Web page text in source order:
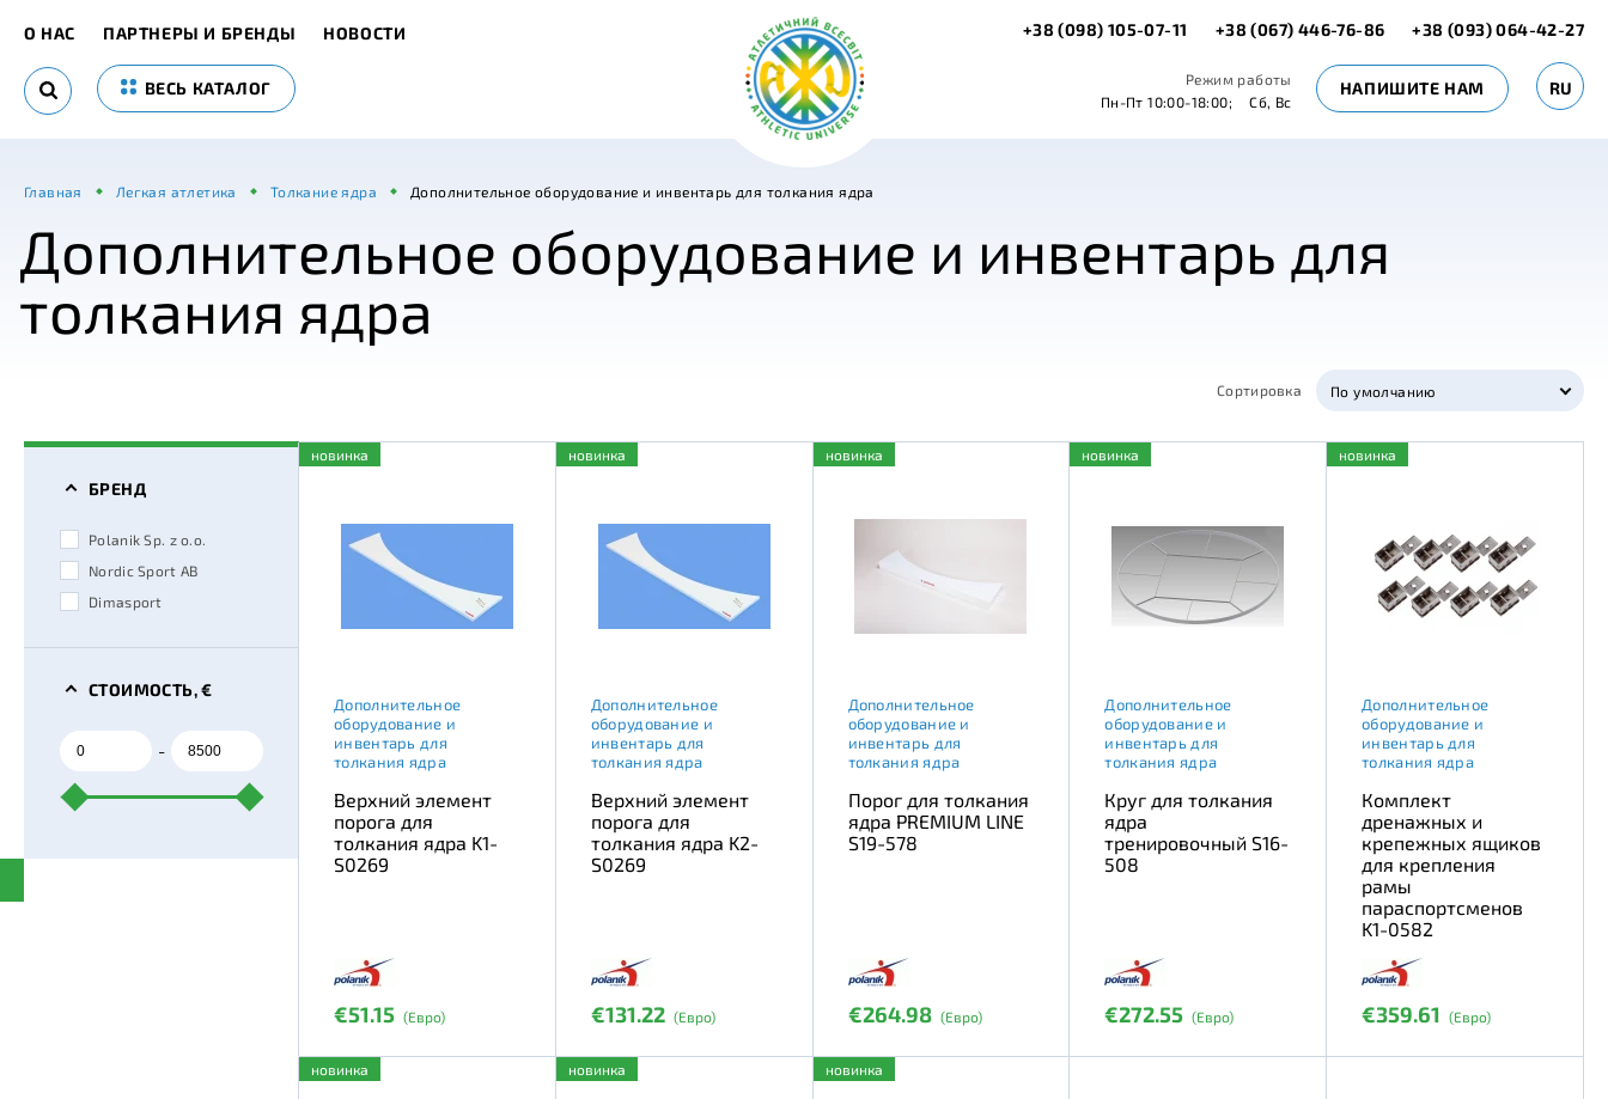
О НАС ПАРТНЕРЫ И БРЕНДЫ НОВОСТИ
ВЕСЬ КАТАЛОГ
+38 (098) 105-07-11 +38 (067) 446-76-86 +38 (093) 064-42-27
Режим работы
Пн-Пт 10:00-18:00;
Сб, Вс
НАПИШИТЕ НАМ RU
Главная Легкая атлетика Толкание ядра Дополнительное оборудование и инвентарь для толкания ядра
Дополнительное оборудование и инвентарь для
толкания ядра
Сортировка По умолчанию
БРЕНД
Polanik Sp. z o.o.
Nordic Sport AB
Dimasport
СТОИМОСТЬ, €
-
новинка
Дополнительное
оборудование и
инвентарь для
толкания ядра
Верхний элемент
порога для
толкания ядра K1-
S0269
€51.15 (Евро)
новинка
Дополнительное
оборудование и
инвентарь для
толкания ядра
Верхний элемент
порога для
толкания ядра K2-
S0269
€131.22 (Евро)
новинка
Дополнительное
оборудование и
инвентарь для
толкания ядра
Порог для толкания
ядра PREMIUM LINE
S19-578
€264.98 (Евро)
новинка
Дополнительное
оборудование и
инвентарь для
толкания ядра
Круг для толкания
ядра
тренировочный S16-
508
€272.55 (Евро)
новинка
Дополнительное
оборудование и
инвентарь для
толкания ядра
Комплект
дренажных и
крепежных ящиков
для крепления
рамы
параспортсменов
K1-0582
€359.61 (Евро)
новинка новинка новинка